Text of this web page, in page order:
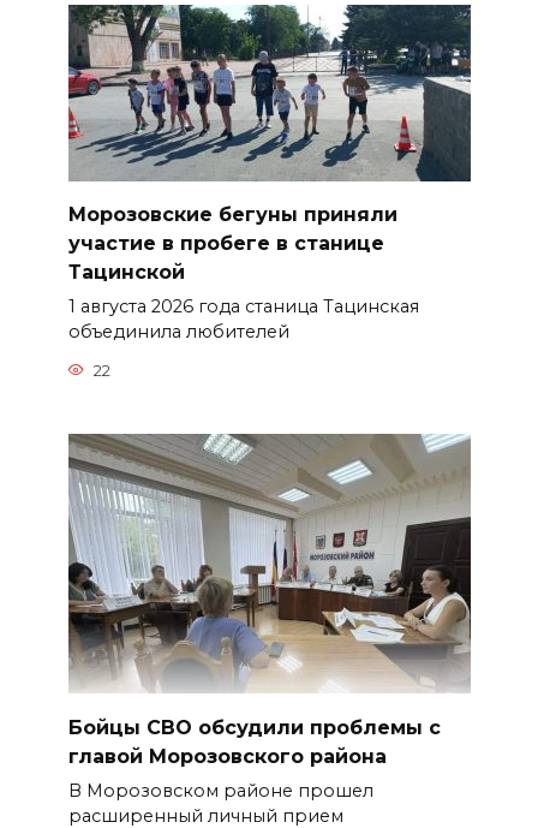
Морозовские бегуны приняли
участие в пробеге в станице
Тацинской
1 августа 2026 года станица Тацинская
объединила любителей
22
Бойцы СВО обсудили проблемы с
главой Морозовского района
В Морозовском районе прошел
расширенный личный прием